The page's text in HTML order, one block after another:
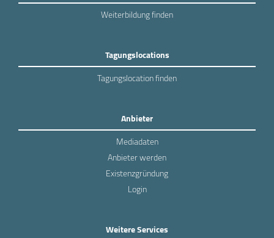
Weiterbildung finden
Tagungslocations
Tagungslocation finden
Anbieter
Mediadaten
Anbieter werden
Existenzgründung
Login
Weitere Services